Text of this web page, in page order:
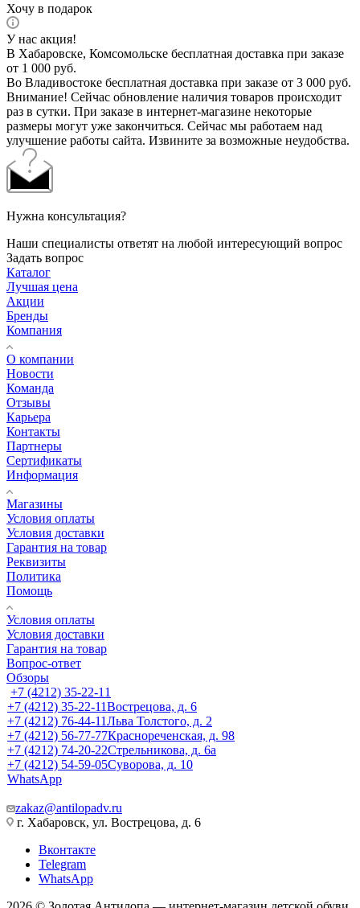
Хочу в подарок
У нас акция!
В Хабаровске, Комсомольске бесплатная доставка при заказе
от 1 000 руб.
Во Владивостоке бесплатная доставка при заказе от 3 000 руб.
Внимание! Сейчас обновление наличия товаров происходит
раз в сутки. При заказе в интернет-магазине некоторые
размеры могут уже закончиться. Сейчас мы работаем над
улучшение работы сайта. Извините за возможные неудобства.
Нужна консультация?
Наши специалисты ответят на любой интересующий вопрос
Задать вопрос
Каталог
Лучшая цена
Акции
Бренды
Компания
О компании
Новости
Команда
Отзывы
Карьера
Контакты
Партнеры
Сертификаты
Информация
Магазины
Условия оплаты
Условия доставки
Гарантия на товар
Реквизиты
Политика
Помощь
Условия оплаты
Условия доставки
Гарантия на товар
Вопрос-ответ
Обзоры
+7 (4212) 35-22-11
+7 (4212) 35-22-11Вострецова, д. 6
+7 (4212) 76-44-11Льва Толстого, д. 2
+7 (4212) 56-77-77Краснореченская, д. 98
+7 (4212) 74-20-22Стрельникова, д. 6а
+7 (4212) 54-59-05Суворова, д. 10
WhatsApp
zakaz@antilopadv.ru
г. Хабаровск, ул. Вострецова, д. 6
Вконтакте
Telegram
WhatsApp